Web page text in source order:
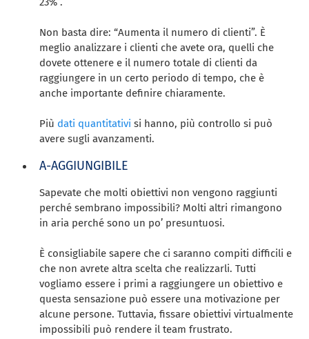
Non basta dire: “Aumenta il numero di clienti”. È
meglio analizzare i clienti che avete ora, quelli che
dovete ottenere e il numero totale di clienti da
raggiungere in un certo periodo di tempo, che è
anche importante definire chiaramente.
Più dati quantitativi si hanno, più controllo si può
avere sugli avanzamenti.
A-AGGIUNGIBILE
Sapevate che molti obiettivi non vengono raggiunti
perché sembrano impossibili? Molti altri rimangono
in aria perché sono un po’ presuntuosi.
È consigliabile sapere che ci saranno compiti difficili e
che non avrete altra scelta che realizzarli. Tutti
vogliamo essere i primi a raggiungere un obiettivo e
questa sensazione può essere una motivazione per
alcune persone. Tuttavia, fissare obiettivi virtualmente
impossibili può rendere il team frustrato.